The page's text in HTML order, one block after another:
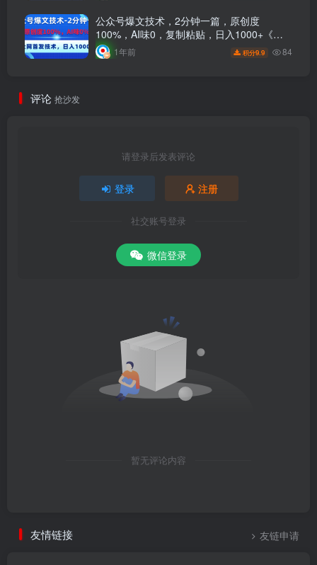
公众号爆文技术，2分钟一篇，原创度
100%，AI味0，复制粘贴，日入1000+《全
网首发》
1年前 积分9.9 84
评论 抢沙发
请登录后发表评论
登录 注册
社交账号登录
微信登录
暂无评论内容
友情链接 友链申请